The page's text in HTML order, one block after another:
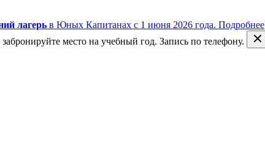
лагерь в Юных Капитанах с 1 июня 2026 года. Подробнее
место на учебный год. Запись по телефону.